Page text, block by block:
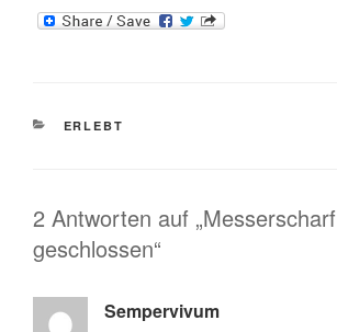
KATEGORIEN
ERLEBT
2 Antworten auf „Messerscharf
geschlossen“
Sempervivum